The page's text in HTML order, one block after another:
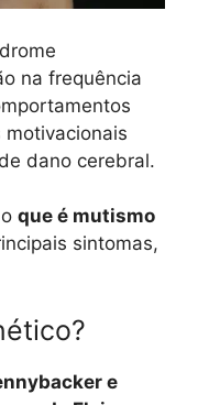
na frequência
dano cerebral.
que é mutismo
sintomas,
e